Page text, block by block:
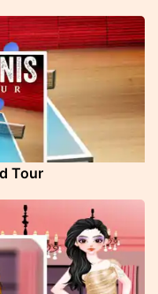
Tour